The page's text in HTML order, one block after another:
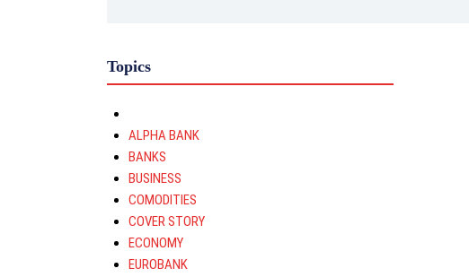
Topics
ALPHA BANK
BANKS
BUSINESS
COMODITIES
COVER STORY
ECONOMY
EUROBANK